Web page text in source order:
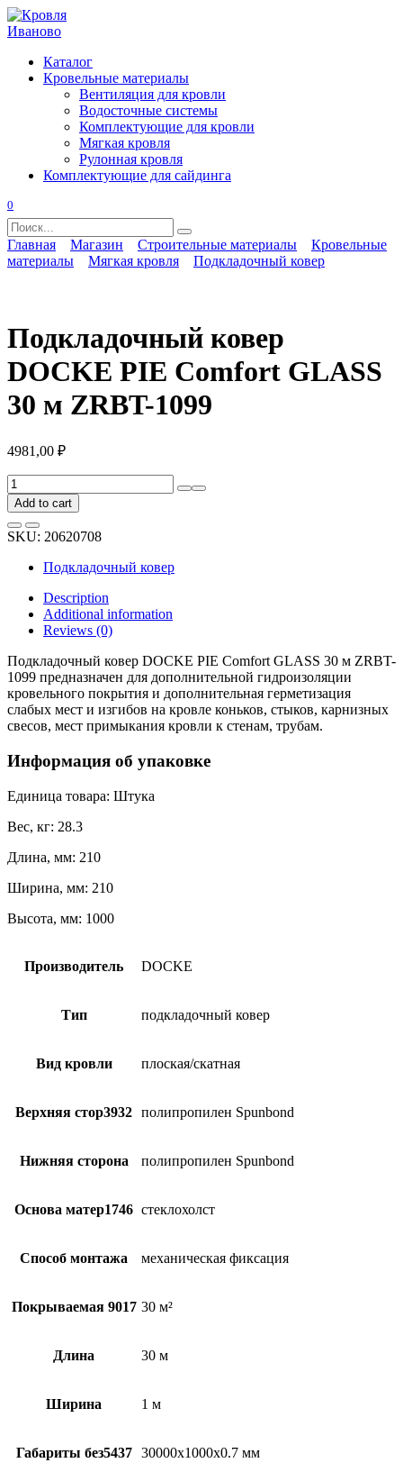
Перейти
к
Каталог
Кровельные материалы
Вентиляция для кровли
Водосточные системы
Комплектующие для кровли
Мягкая кровля
Рулонная кровля
Комплектующие для сайдинга
0
Search
for:
Главная Магазин Строительные материалы
Кровельные
материалы
Мягкая кровля Подкладочный ковер
Подкладочный ковер
DOCKE PIE Comfort GLASS
30 м ZRBT-1099
4981,00 ₽
Подкладочный
ковер
DOCKE
PIE
Comfort
GLASS
ZRBT-
1099
Add to cart
SKU: 20620708
Подкладочный ковер
Description
Additional information
Reviews (0)
Подкладочный ковер DOCKE PIE Comfort GLASS 30 м ZRBT-
1099 предназначен для дополнительной гидроизоляции
кровельного покрытия и дополнительная герметизация
слабых мест и изгибов на кровле коньков, стыков, карнизных
свесов, мест примыкания кровли к стенам, трубам.
Информация об упаковке
Единица товара: Штука
Вес, кг: 28.3
Длина, мм: 210
Ширина, мм: 210
Высота, мм: 1000
Производитель DOCKE
Тип подкладочный ковер
Вид кровли плоская/скатная
Верхняя стор3932 полипропилен Spunbond
Нижняя сторона полипропилен Spunbond
Основа матер1746 стеклохолст
Способ монтажа механическая фиксация
Покрываемая 9017 30 м²
Длина 30 м
Ширина 1 м
Габариты без5437 30000х1000х0.7 мм